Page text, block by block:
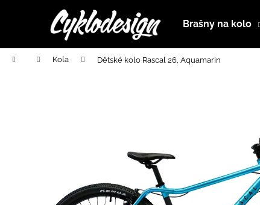
Brašny na kolo
Domů Kola Dětské kolo Rascal 26, Aquamarin
í
Zpět
do
Zpět
do